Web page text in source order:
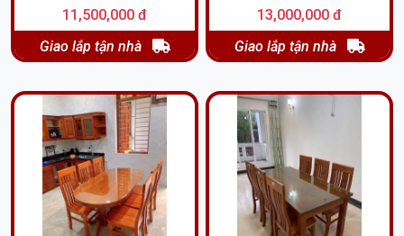
11,500,000 đ
Giao lắp tận nhà
13,000,000 đ
Giao lắp tận nhà